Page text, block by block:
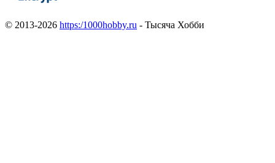
© 2013-2026 https:/1000hobby.ru - Тысяча Хобби